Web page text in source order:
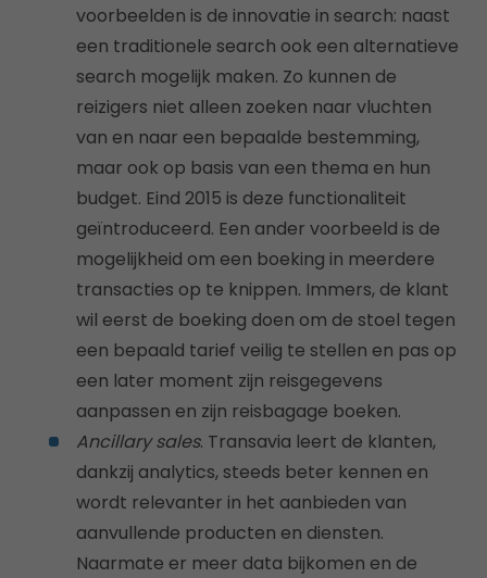
voorbeelden is de innovatie in search: naast
een traditionele search ook een alternatieve
search mogelijk maken. Zo kunnen de
reizigers niet alleen zoeken naar vluchten
van en naar een bepaalde bestemming,
maar ook op basis van een thema en hun
budget. Eind 2015 is deze functionaliteit
geïntroduceerd. Een ander voorbeeld is de
mogelijkheid om een boeking in meerdere
transacties op te knippen. Immers, de klant
wil eerst de boeking doen om de stoel tegen
een bepaald tarief veilig te stellen en pas op
een later moment zijn reisgegevens
aanpassen en zijn reisbagage boeken.
Ancillary sales. Transavia leert de klanten,
dankzij analytics, steeds beter kennen en
wordt relevanter in het aanbieden van
aanvullende producten en diensten.
Naarmate er meer data bijkomen en de